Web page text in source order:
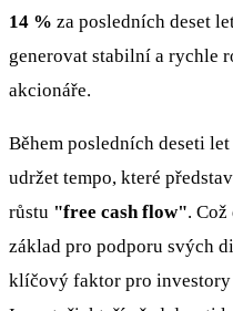
14 % za posledních deset
generovat stabilní a rychle
akcionáře.
Během posledních deseti let
udržet tempo, které
růstu "free cash flow".
základ pro podporu svých
klíčový faktor pro